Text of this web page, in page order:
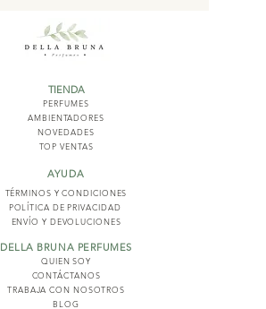
TIENDA
PERFUMES
AMBIENTADORES
NOVEDADES
TOP VENTAS
AYUDA
TÉRMINOS Y CONDICIONES
POLÍTICA DE PRIVACIDAD
ENVÍO Y DEVOLUCIONES
DELLA BRUNA PERFUMES
QUIEN SOY
CONTÁCTANOS
TRABAJA CON NOSOTROS
BLOG